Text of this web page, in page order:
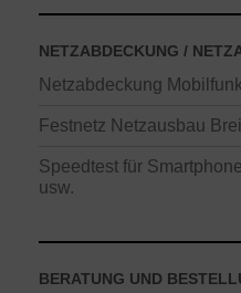
NETZABDECKUNG /
Netzabdeckung
Festnetz Netzausbau
Speedtest für
usw.
BERATUNG UND